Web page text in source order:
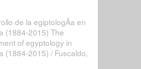
de la egiptologÃ­a en
(1884-2015) The
of egyptology in
(1884-2015) / Fuscaldo,